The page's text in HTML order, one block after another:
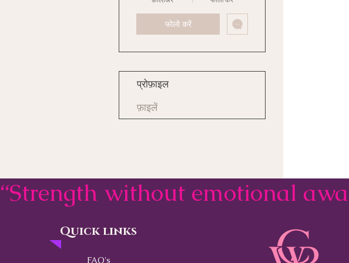
फोलो करें
प्रोफ़ाइल
फ़ाइलें
ContactQuick links
FAQ's
“Strength without emotional